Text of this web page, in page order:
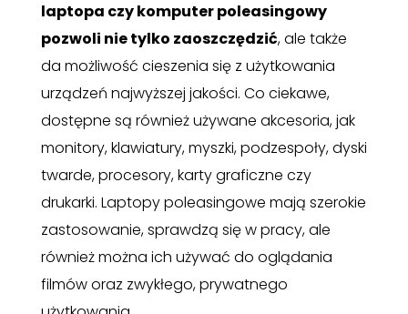
laptopa czy komputer poleasingowy
pozwoli nie tylko zaoszczędzić, ale także
da możliwość cieszenia się z użytkowania
urządzeń najwyższej jakości. Co ciekawe,
dostępne są również używane akcesoria, jak
monitory, klawiatury, myszki, podzespoły, dyski
twarde, procesory, karty graficzne czy
drukarki. Laptopy poleasingowe mają szerokie
zastosowanie, sprawdzą się w pracy, ale
również można ich używać do oglądania
filmów oraz zwykłego, prywatnego